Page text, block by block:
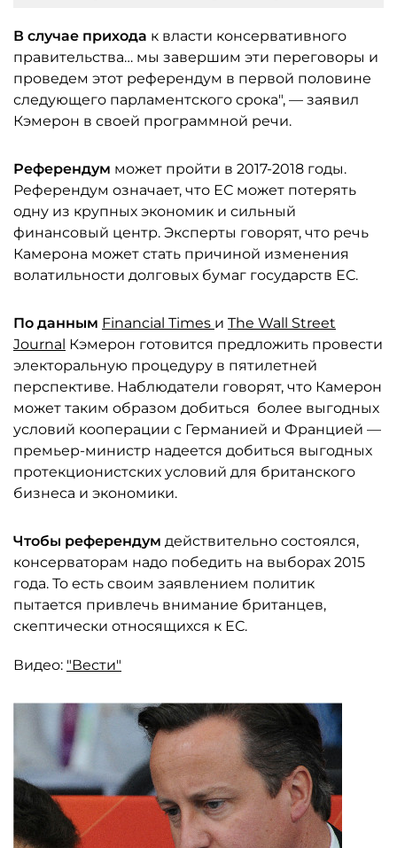
В случае прихода к власти консервативного
правительства… мы завершим эти переговоры и
проведем этот референдум в первой половине
следующего парламентского срока", — заявил
Кэмерон в своей программной речи.
Референдум может пройти в 2017-2018 годы.
Референдум означает, что ЕС может потерять
одну из крупных экономик и сильный
финансовый центр. Эксперты говорят, что речь
Камерона может стать причиной изменения
волатильности долговых бумаг государств ЕС.
По данным Financial Times и The Wall Street
Journal Кэмерон готовится предложить провести
электоральную процедуру в пятилетней
перспективе. Наблюдатели говорят, что Камерон
может таким образом добиться более выгодных
условий кооперации с Германией и Францией —
премьер-министр надеется добиться выгодных
протекционистских условий для британского
бизнеса и экономики.
Чтобы референдум действительно состоялся,
консерваторам надо победить на выборах 2015
года. То есть своим заявлением политик
пытается привлечь внимание британцев,
скептически относящихся к ЕС.
Видео: "Вести"